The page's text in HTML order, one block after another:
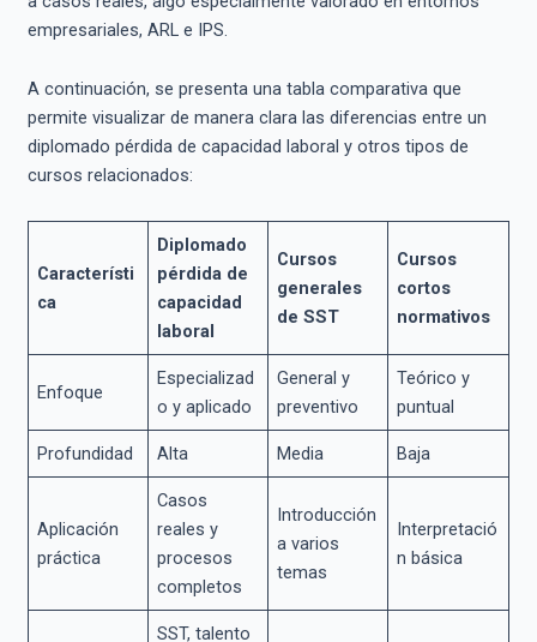
empresariales, ARL e IPS.
A continuación, se presenta una tabla comparativa que
permite visualizar de manera clara las diferencias entre un
diplomado pérdida de capacidad laboral y otros tipos de
cursos relacionados:
Característi
ca
Diplomado
pérdida de
capacidad
laboral
Cursos
generales
de SST
Cursos
cortos
normativos
Enfoque
Especializad
o y aplicado
General y
preventivo
Teórico y
puntual
Profundidad Alta Media Baja
Aplicación
práctica
Casos
reales y
procesos
completos
Introducción
a varios
temas
Interpretació
n básica
SST, talento